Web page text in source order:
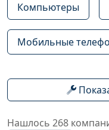
Компьютеры
Мобильные
Нашлось 268